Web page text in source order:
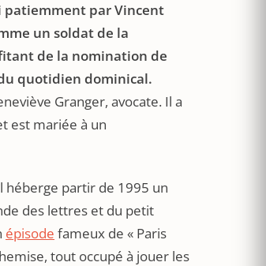
patiemment par Vincent
un soldat de la
de la nomination de
quotidien dominical.
Granger, avocate. Il a
est mariée à un
héberge partir de 1995 un
des lettres et du petit
épisode fameux de « Paris
tout occupé à jouer les